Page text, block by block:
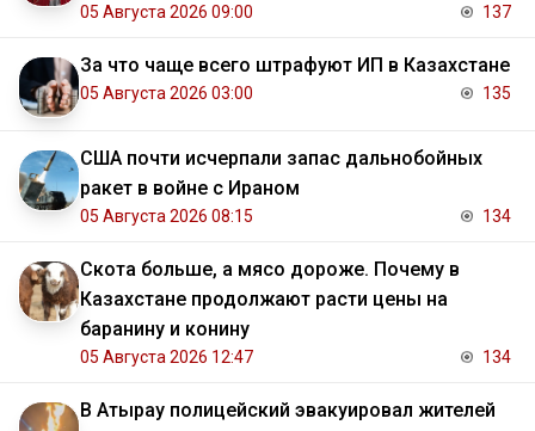
05 Августа 2026 09:00 137
За что чаще всего штрафуют ИП в Казахстане
05 Августа 2026 03:00 135
США почти исчерпали запас дальнобойных
ракет в войне с Ираном
05 Августа 2026 08:15 134
Скота больше, а мясо дороже. Почему в
Казахстане продолжают расти цены на
баранину и конину
05 Августа 2026 12:47 134
В Атырау полицейский эвакуировал жителей